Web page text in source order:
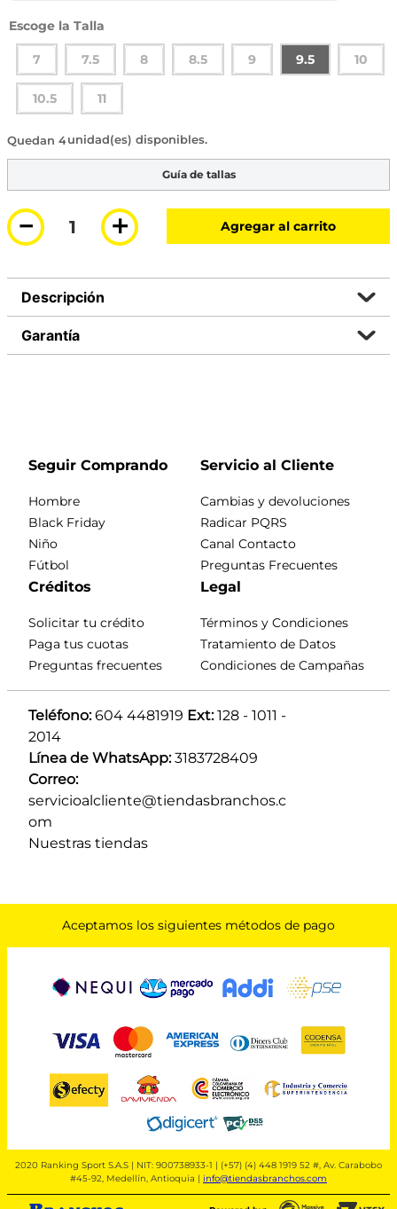
Talla
7 7.5 8 8.5 9 9.5 10
10.5 11
4 disponibles
Guía de tallas
＋
－ Agregar al carrito
Descripción
Garantía
Seguir Comprando
Hombre
Black Friday
Niño
Fútbol
Servicio al Cliente
Cambias y devoluciones
Radicar PQRS
Canal Contacto
Preguntas Frecuentes
Créditos
Solicitar tu crédito
Paga tus cuotas
Preguntas frecuentes
Legal
Términos y Condiciones
Tratamiento de Datos
Condiciones de Campañas
Teléfono: 604 4481919 Ext: 128 - 1011 -
2014
Línea de WhatsApp: 3183728409
Correo:
servicioalcliente@tiendasbranchos.c
om
Nuestras tiendas
Aceptamos los siguientes métodos de pago
2020 Ranking Sport S.A.S | NIT: 900738933-1 | (+57) (4) 448 1919 52 #, Av. Carabobo
#45-92, Medellín, Antioquia | info@tiendasbranchos.com